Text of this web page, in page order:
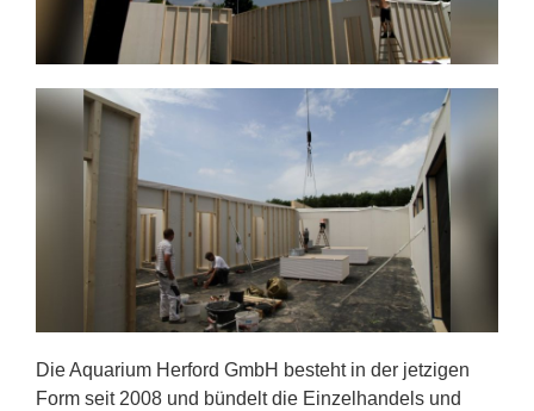
Die Aquarium Herford GmbH besteht in der jetzigen
Form seit 2008 und bündelt die Einzelhandels und